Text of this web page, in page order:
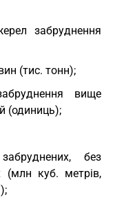
забруднення
(тис. тонн);
вище
(одиниць);
без
(млн куб. метрів,